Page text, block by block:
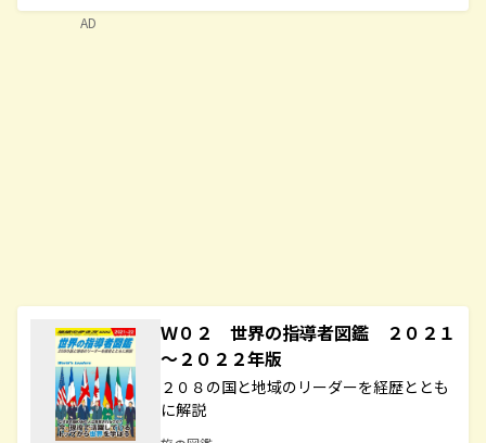
Ｗ０２ 世界の指導者図鑑 ２０２１
～２０２２年版
２０８の国と地域のリーダーを経歴ととも
に解説
AD